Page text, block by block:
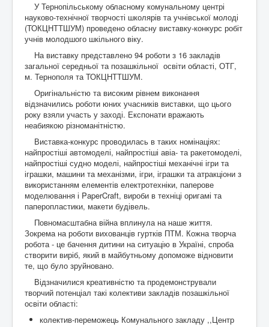
У Тернопільському обласному комунальному центрі
науково-технічної творчості школярів та учнівської молоді
(ТОКЦНТТШУМ) проведено обласну виставку-конкурс робіт
учнів молодшого шкільного віку.
На виставку представлено 94 роботи з 16 закладів
загальної середньої та позашкільної освіти області, ОТГ,
м. Тернополя та ТОКЦНТТШУМ.
Оригінальністю та високим рівнем виконання
відзначились роботи юних учасників виставки, що цього
року взяли участь у заході. Експонати вражають
неабиякою різноманітністю.
Виставка-конкурс проводилась в таких номінаціях:
найпростіші автомоделі, найпростіші авіа- та ракетомоделі,
найпростіші судно моделі, найпростіші механічні ігри та
іграшки, машини та механізми, ігри, іграшки та атракціони з
використанням елементів електротехніки, паперове
моделювання і PaperCraft, вироби в техніці оригамі та
паперопластики, макети будівель.
Повномасштабна війна вплинула на наше життя.
Зокрема на роботи вихованців гуртків ПТМ. Кожна творча
робота - це бачення дитини на ситуацію в Україні, спроба
створити виріб, який в майбутньому допоможе відновити
те, що було зруйновано.
Відзначилися креативністю та продемонстрували
творчий потенціал такі колективи закладів позашкільної
освіти області:
колектив-переможець Комунального закладу ,,Центр